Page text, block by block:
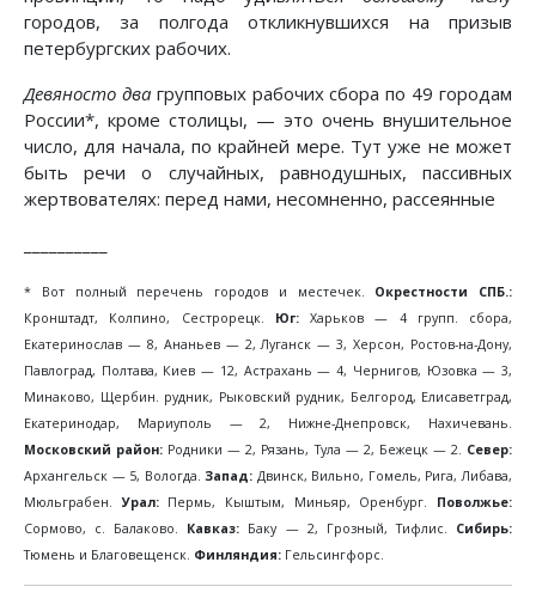
городов, за полгода откликнувшихся на призыв
петербургских рабочих.
Девяносто двагрупповых рабочих сбора по 49 городам
России*, кроме столицы, — это очень внушительное
число, для начала, по крайней мере. Тут уже не может
быть речи о случайных, равнодушных, пассивных
жертвователях: перед нами, несомненно, рассеянные
* Вот полный перечень городов и местечек. Окрестности СПБ.:
Кронштадт, Колпино, Сестрорецк. Юг:Харьков — 4 групп. сбора,
Екатеринослав — 8, Ананьев — 2, Луганск — 3, Херсон, Ростов-на-Дону,
Павлоград, Полтава, Киев — 12, Астрахань — 4, Чернигов, Юзовка — 3,
Минаково, Щербин. рудник, Рыковский рудник, Белгород, Елисаветград,
Екатеринодар, Мариуполь — 2, Нижне-Днепровск, Нахичевань.
Московский район: Родники — 2, Рязань, Тула — 2, Бежецк — 2. Север:
Архангельск — 5, Вологда.Запад: Двинск, Вильно, Гомель, Рига, Либава,
Мюльграбен.Урал:Пермь, Кыштым, Миньяр, Оренбург. Поволжье:
Сормово, с. Балаково. Кавказ: Баку — 2, Грозный, Тифлис. Сибирь:
Тюмень и Благовещенск. Финляндия: Гельсингфорс.